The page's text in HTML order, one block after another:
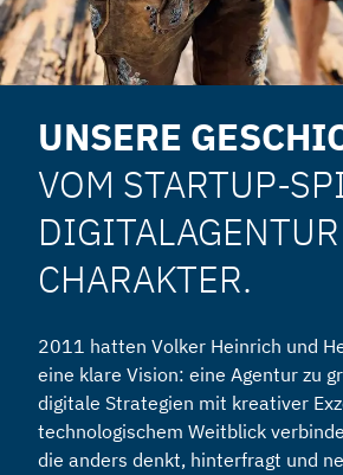
UNSERE
VOM STARTUP-
CHARAKTER.
2011 hatten Volker Heinrich und
eine klare Vision: eine Agentur zu
digitale Strategien mit kreativer
technologischem Weitblick
die anders denkt, hinterfragt und